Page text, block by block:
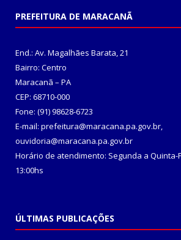
PREFEITURA DE MARACANÃ
End.: Av. Magalhães Barata, 21
Bairro: Centro
Maracanã – PA
CEP: 68710-000
Fone: (91) 98628-6723
E-mail: prefeitura@maracana.pa.gov.br,
ouvidoria@maracana.pa.gov.br
Horário de atendimento: Segunda a Quinta-
13:00hs
ÚLTIMAS PUBLICAÇÕES